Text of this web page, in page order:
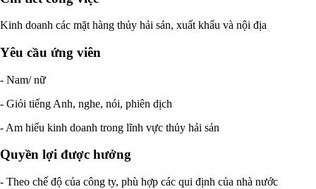
Kinh doanh các mặt hàng thủy hải sản, xuất khẩu và nội địa
Yêu cầu ứng viên
- Nam/ nữ
- Giỏi tiếng Anh, nghe, nói, phiên dịch
- Am hiểu kinh doanh trong lĩnh vực thủy hải sản
Quyền lợi được hưởng
- Theo chế độ của công ty, phù hợp các qui định của nhà nước